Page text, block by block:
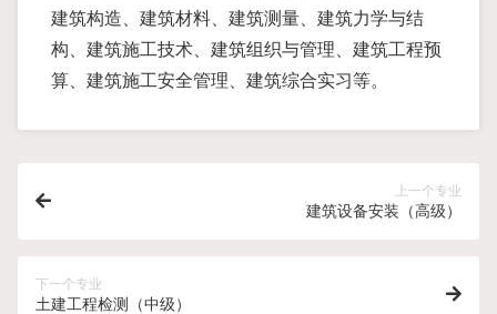
建筑构造、建筑材料、建筑测量、建筑力学与结
构、建筑施工技术、建筑组织与管理、建筑工程预
算、建筑施工安全管理、建筑综合实习等。
上一个专业
建筑设备安装（高级）
下一个专业
土建工程检测（中级）